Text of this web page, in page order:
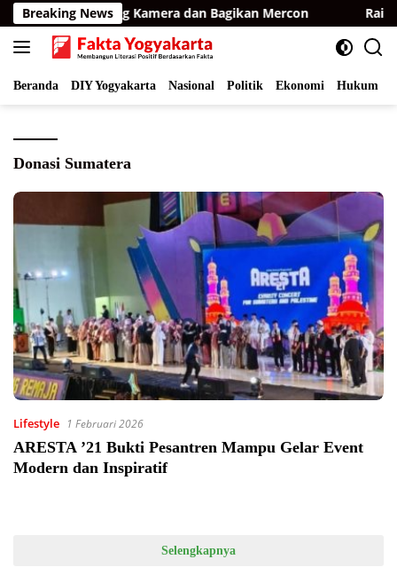
Langsung
ke
konten
Breaking News
BKSDA Pasang Kamera dan Bagikan Mercon Raih
Beranda DIY Yogyakarta Nasional Politik Ekonomi Hukum
Donasi Sumatera
Lifestyle 1 Februari 2026
ARESTA ’21 Bukti Pesantren Mampu Gelar Event
Modern dan Inspiratif
Selengkapnya